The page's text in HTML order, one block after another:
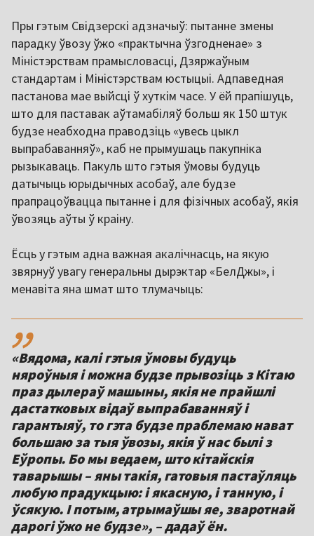
Пры гэтым Свідзерскі адзначыў: пытанне змены
парадку ўвозу ўжо «практычна ўзгодненае» з
Міністэрствам прамысловасці, Дзяржаўным
стандартам і Міністэрствам юстыцыі. Адпаведная
пастанова мае выйсці ў хуткім часе. У ёй прапішуць,
што для паставак аўтамабіляў больш як 150 штук
будзе неабходна праводзіць «увесь цыкл
выпрабаванняў», каб не прымушаць пакупніка
рызыкаваць. Пакуль што гэтыя ўмовы будуць
датычыць юрыдычных асобаў, але будзе
прапрацоўвацца пытанне і для фізічных асобаў, якія
ўвозяць аўты ў краіну.
Ёсць у гэтым адна важная акалічнасць, на якую
звярнуў увагу генеральны дырэктар «БелДжы», і
менавіта яна шмат што тлумачыць:
,,
«Вядома, калі гэтыя ўмовы будуць
няроўныя і можна будзе прывозіць з Кітаю
праз дылераў машыны, якія не прайшлі
дастатковых відаў выпрабаванняў і
гарантыяў, то гэта будзе праблемаю нават
большаю за тыя ўвозы, якія ў нас былі з
Еўропы. Бо мы ведаем, што кітайскія
таварышы – яны такія, гатовыя пастаўляць
любую прадукцыю: і якасную, і танную, і
ўсякую. І потым, атрымаўшы яе, зваротнай
дарогі ўжо не будзе», – дадаў ён.